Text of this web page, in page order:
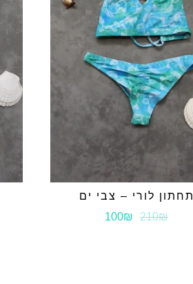
תחתון לורי – צבי ים
210₪
100₪